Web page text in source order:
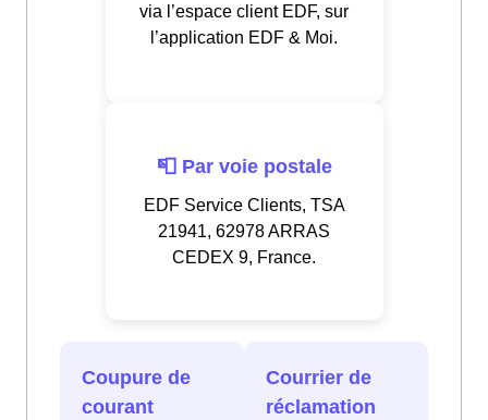
via l’espace client EDF, sur
l’application EDF & Moi.
📮 Par voie postale
EDF Service Clients, TSA
21941, 62978 ARRAS
CEDEX 9, France.
Coupure de
courant
Courrier de
réclamation